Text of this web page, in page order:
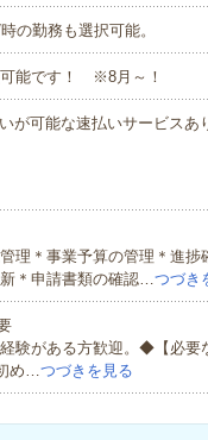
勤務も選択可能。
能です！ ※8月～！
が可能な速払いサービスあ
理＊事業予算の管理＊進捗
＊申請書類の確認…つづき
験がある方歓迎。◆【必要
め…つづきを見る